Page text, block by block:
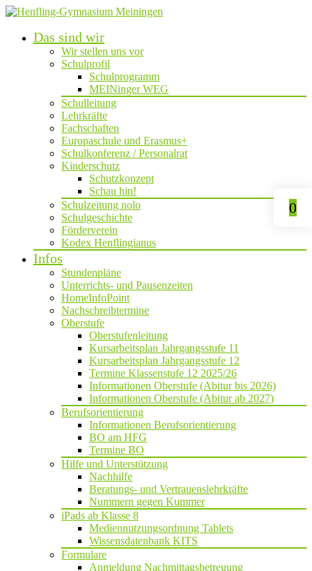
Das sind wir
Wir stellen uns vor
Schulprofil
Schulprogramm
MEINinger WEG
Schulleitung
Lehrkräfte
Fachschaften
Europaschule und Erasmus+
Schulkonferenz / Personalrat
Kinderschutz
Schutzkonzept
Schau hin!
Schulzeitung nolo
Schulgeschichte
Förderverein
Kodex Henflingianus
Infos
Stundenpläne
Unterrichts- und Pausenzeiten
HomeInfoPoint
Nachschreibtermine
Oberstufe
Oberstufenleitung
Kursarbeitsplan Jahrgangsstufe 11
Kursarbeitsplan Jahrgangsstufe 12
Termine Klassenstufe 12 2025/26
Informationen Oberstufe (Abitur bis 2026)
Informationen Oberstufe (Abitur ab 2027)
Berufsorientierung
Informationen Berufsorientierung
BO am HFG
Termine BO
Hilfe und Unterstützung
Nachhilfe
Beratungs- und Vertrauenslehrkräfte
Nummern gegen Kummer
iPads ab Klasse 8
Mediennutzungsordnung Tablets
Wissensdatenbank KITS
Formulare
Anmeldung Nachmittagsbetreuung
0